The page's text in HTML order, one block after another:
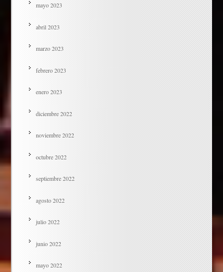
mayo 2023
abril 2023
marzo 2023
febrero 2023
enero 2023
diciembre 2022
noviembre 2022
octubre 2022
septiembre 2022
agosto 2022
julio 2022
junio 2022
mayo 2022